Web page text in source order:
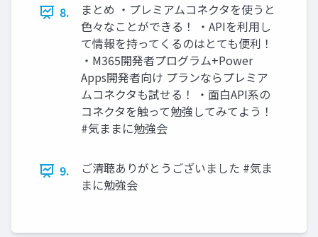
8.
まとめ ・プレミアムコネクタを使うと
色々なことができる！ ・APIを利用し
て情報を持ってくるのはとても便利！
・M365開発者プログラム+Power
Apps開発者向け プランならプレミア
ムコネクタも試せる！ ・面白API系の
コネクタを触って勉強してみてよう！
#気ままに勉強会
9.
ご清聴ありがとうございました #気ま
まに勉強会